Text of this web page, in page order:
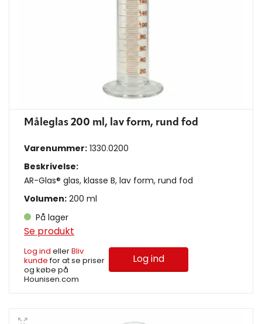
Måleglas 200 ml, lav form, rund fod
Varenummer: 1330.0200
Beskrivelse:
AR-Glas® glas, klasse B, lav form, rund fod
Volumen: 200 ml
På lager
Se produkt
Log ind ellerBliv
kundefor at se priser
og købe på
Hounisen.com
Log ind